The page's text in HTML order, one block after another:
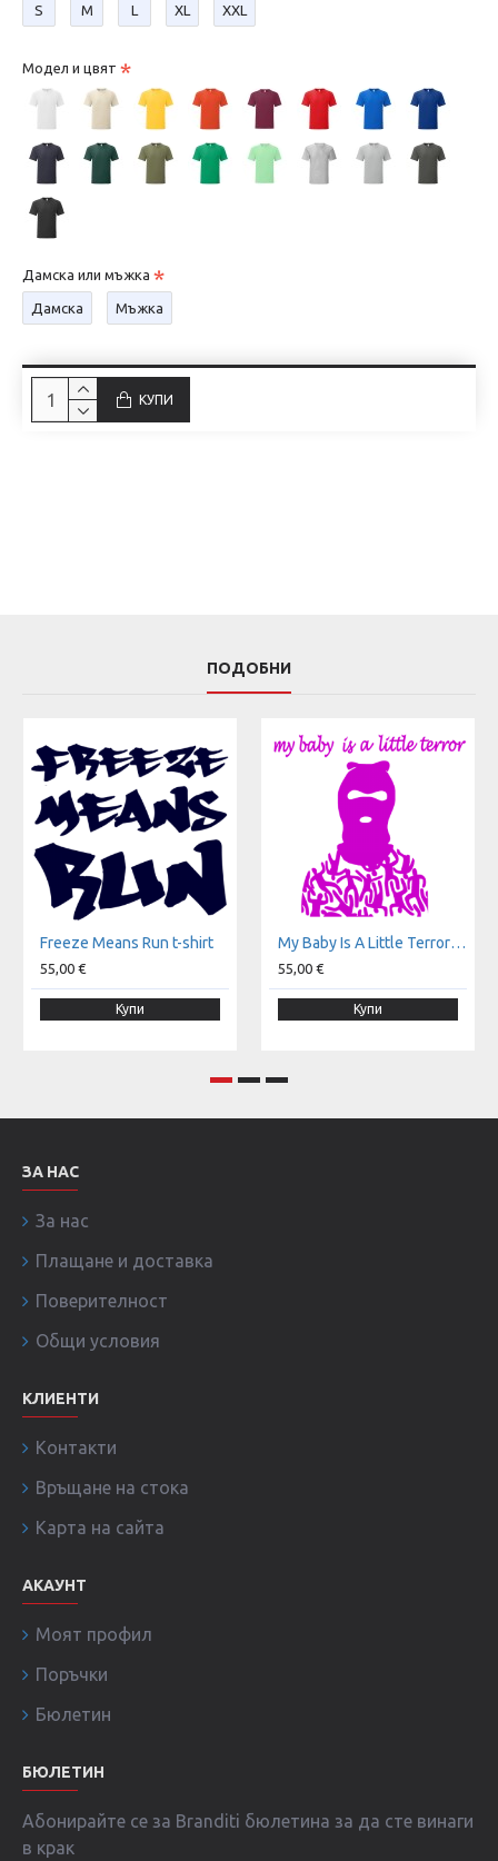
S М L XL XXL
Модел и цвят
Дамска или мъжка
Дамска Мъжка
КУПИ
ПОДОБНИ
Freeze Means Run t-shirt
55,00 €
Купи
My Baby Is A Little Terror t-shirt
55,00 €
Купи
ЗА НАС
За нас
Плащане и доставка
Поверителност
Общи условия
КЛИЕНТИ
Контакти
Връщане на стока
Карта на сайта
АКАУНТ
Моят профил
Поръчки
Бюлетин
БЮЛЕТИН
Абонирайте се за Branditi бюлетина за да сте винаги
в крак